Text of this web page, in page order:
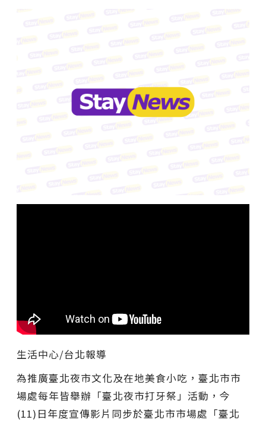
生活中心/台北報導
為推廣臺北夜市文化及在地美食小吃，臺北市市
場處每年皆舉辦「臺北夜市打牙祭」活動，今
(11)日年度宣傳影片同步於臺北市市場處「臺北